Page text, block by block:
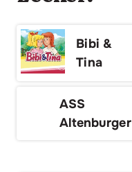
Bibi &
Tina
ASS
Altenburger